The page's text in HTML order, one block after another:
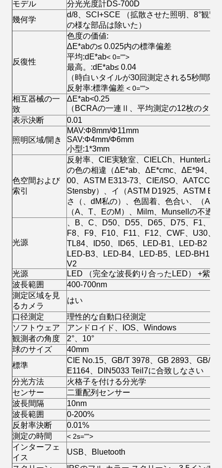
モデル
分光光度計DS-700D
幾何学
d/8、SCI+SCE （拡散させた照明、8°観覧
の様な部品は除いた）
反復性
色度の価値:
ΔE*abの≤ 0.025内の標準偏差
平均:dE*ab< 0="">
最高。:dE*ab≤ 0.04
（時白いタイルが30回測定される5秒間隔
反射率:標準偏差 < 0="">
相互器械の一
致
ΔE*ab<0.25
（BCRAの一連Ⅱ、平均測定の12枚のタイ
表示決断
0.01
照明区域/開き
MAV:Φ8mm/Φ11mm
SAV:Φ4mm/Φ6mm
小型:1*3mm
色空間および
索引
反射率、CIE実験室、CIELCh、HunterLab
の色の相違（ΔE*ab、ΔE*cmc、ΔE*94、
00、ASTM E313-73、CIE/ISO、AATCCの
Stensby）、イ（ASTM D1925、ASTM
さ（、dM私の）、色固着、色合い、（
（A、T、EのM）、Milm、Munsellの不透
光源
、B、C、D50、D55、D65、D75、F1、
F8、F9、F10、F11、F12、CWF、U30、
TL84、ID50、ID65、LED-B1、LED-B2
LED-B3、LED-B4、LED-B5、LED-BH1、
V2
光源
LED （完全な波長釣り合ったLED） +紫外
波長範囲
400-700nm
測定区域を見
るカメラ
はい
口径測定
理性的な自動口径測定
ソフトウェア
アンドロイド、IOS、Windows
観測者の角度
2°、10°
球のサイズ
40mm
標準
CIE No.15、GB/T 3978、GB 2893、GB/T
E1164、DIN5033 Teil7に合致しなさい
分光方法
火格子を付ける分光学
センサー
二重配列センサー
波長間隔
10nm
波長範囲
0-200%
反射率決断
0.01%
測定の時間
< 2s="">
インターフェ
イス
USB、Bluetooth